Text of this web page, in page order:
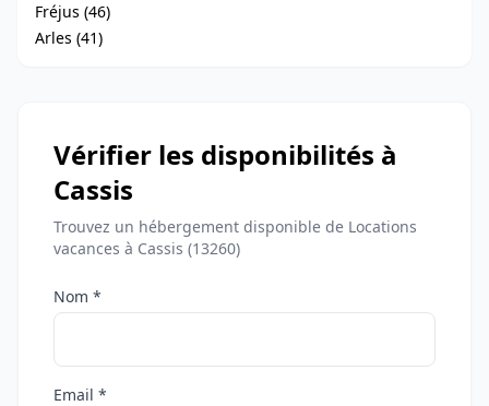
Fréjus (46)
Arles (41)
Vérifier les disponibilités à
Cassis
Trouvez un hébergement disponible de Locations
vacances à Cassis (13260)
Nom *
Email *